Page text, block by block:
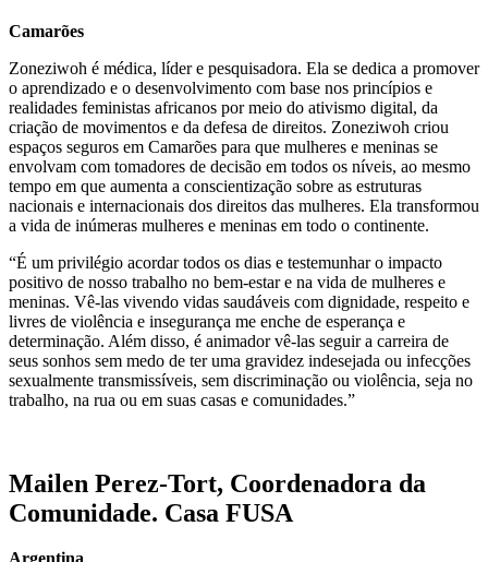
Camarões
Zoneziwoh é médica, líder e pesquisadora. Ela se dedica a promover
o aprendizado e o desenvolvimento com base nos princípios e
realidades feministas africanos por meio do ativismo digital, da
criação de movimentos e da defesa de direitos. Zoneziwoh criou
espaços seguros em Camarões para que mulheres e meninas se
envolvam com tomadores de decisão em todos os níveis, ao mesmo
tempo em que aumenta a conscientização sobre as estruturas
nacionais e internacionais dos direitos das mulheres. Ela transformou
a vida de inúmeras mulheres e meninas em todo o continente.
“É um privilégio acordar todos os dias e testemunhar o impacto
positivo de nosso trabalho no bem-estar e na vida de mulheres e
meninas. Vê-las vivendo vidas saudáveis com dignidade, respeito e
livres de violência e insegurança me enche de esperança e
determinação. Além disso, é animador vê-las seguir a carreira de
seus sonhos sem medo de ter uma gravidez indesejada ou infecções
sexualmente transmissíveis, sem discriminação ou violência, seja no
trabalho, na rua ou em suas casas e comunidades.”
Mailen Perez-Tort, Coordenadora da
Comunidade. Casa FUSA